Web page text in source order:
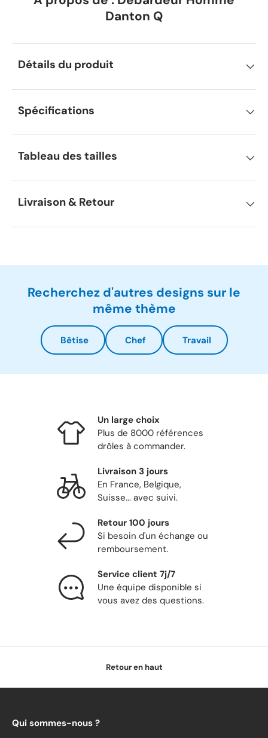
Danton Q
Détails du produit
Spécifications
Tableau des tailles
Livraison & Retour
Recherchez d'autres designs sur le
même thème
Bêtise Chef Travail
Un large choix
Plus de 8000 références
drôles à commander.
Livraison 3 jours
En France, Belgique,
Suisse... avec suivi.
Retour 100 jours
Si besoin d'un échange ou
remboursement.
Service client 7j/7
Une équipe disponible si
vous avez des questions.
Retour en haut
Qui sommes-nous ?